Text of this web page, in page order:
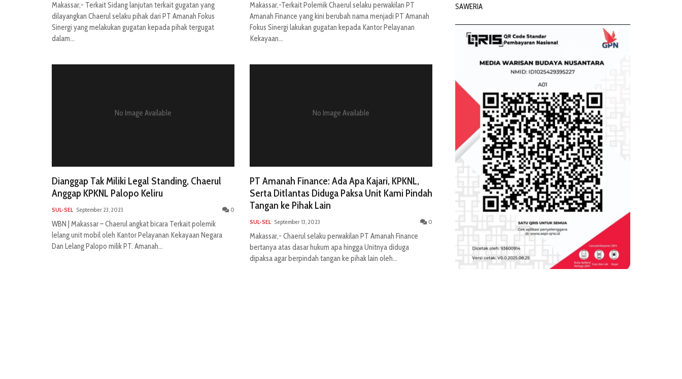
Makassar,- Terkait Sidang lanjutan terkait gugatan yang
dilayangkan Chaerul selaku pihak dari PT Amanah Fokus
Sinergi yang melakukan gugatan kepada pihak tergugat
dalam...
Makassar,-Terkait Polemik Chaerul selaku perwakilan PT
Amanah Finance yang kini berubah nama menjadi PT Amanah
Fokus Sinergi lakukan gugatan kepada Kantor Pelayanan
Kekayaan...
No Image Available
Dianggap Tak Miliki Legal Standing, Chaerul
Anggap KPKNL Palopo Keliru
SUL-SEL September 23, 2023 0
WBN | Makassar – Chaerul angkat bicara Terkait polemik
lelang unit mobil oleh Kantor Pelayanan Kekayaan Negara
Dan Lelang Palopo milik PT. Amanah...
No Image Available
PT Amanah Finance: Ada Apa Kajari, KPKNL,
Serta Ditlantas Diduga Paksa Unit Kami Pindah
Tangan ke Pihak Lain
SUL-SEL September 13, 2023 0
Makassar,- Chaerul selaku perwakilan PT Amanah Finance
bertanya atas dasar hukum apa hingga Unitnya diduga
dipaksa agar berpindah tangan ke pihak lain oleh...
SAWERIA